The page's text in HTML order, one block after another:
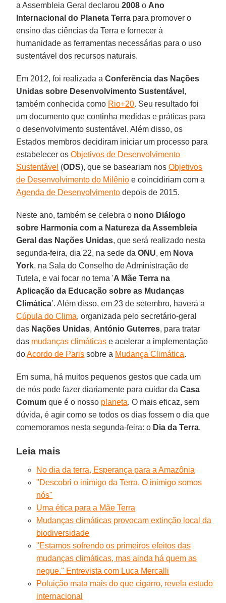
a Assembleia Geral declarou2008 o Ano
Internacional do Planeta Terra para promover o
ensino das ciências da Terra e fornecer à
humanidade as ferramentas necessárias para o uso
sustentável dos recursos naturais.
Em 2012, foi realizada aConferência das Nações
Unidas sobre Desenvolvimento Sustentável ,
também conhecida como Rio+20. Seu resultado foi
um documento que continha medidas e práticas para
o desenvolvimento sustentável. Além disso, os
Estados membros decidiram iniciar um processo para
estabelecer osObjetivos de Desenvolvimento
Sustentável (ODS), que se baseariam nos Objetivos
de Desenvolvimento do Milênio e coincidiriam com a
Agenda de Desenvolvimento depois de 2015.
Neste ano, também se celebra o nono Diálogo
sobre Harmonia com a Natureza da Assembleia
Geral das Nações Unidas, que será realizado nesta
segunda-feira, dia 22, na sede daONU, em Nova
York, na Sala do Conselho de Administração de
Tutela, e vai focar no tema 'A Mãe Terra na
Aplicação da Educação sobre as Mudanças
Climática’. Além disso, em 23 de setembro, haverá a
Cúpula do Clima, organizada pelo secretário-geral
das Nações Unidas, António Guterres, para tratar
das mudanças climáticas e acelerar a implementação
doAcordo de Paris sobre a Mudança Climática.
Em suma, há muitos pequenos gestos que cada um
de nós pode fazer diariamente para cuidar da Casa
Comum que é o nosso planeta. O mais eficaz, sem
dúvida, é agir como se todos os dias fossem o dia que
comemoramos nesta segunda-feira: o Dia da Terra.
Leia mais
No dia da terra, Esperança para a Amazônia
"Descobri o inimigo da Terra. O inimigo somos
nós"
Uma ética para a Mãe Terra
Mudanças climáticas provocam extinção local da
biodiversidade
''Estamos sofrendo os primeiros efeitos das
mudanças climáticas, mas ainda há quem as
negue.'' Entrevista com Luca Mercalli
Poluição mata mais do que cigarro, revela estudo
internacional